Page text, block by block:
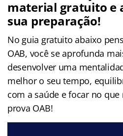
material gratuito e
sua preparação!
No guia gratuito abaixo
OAB, você se aprofunda
desenvolver uma
melhor o seu tempo,
com a saúde e focar no
prova OAB!